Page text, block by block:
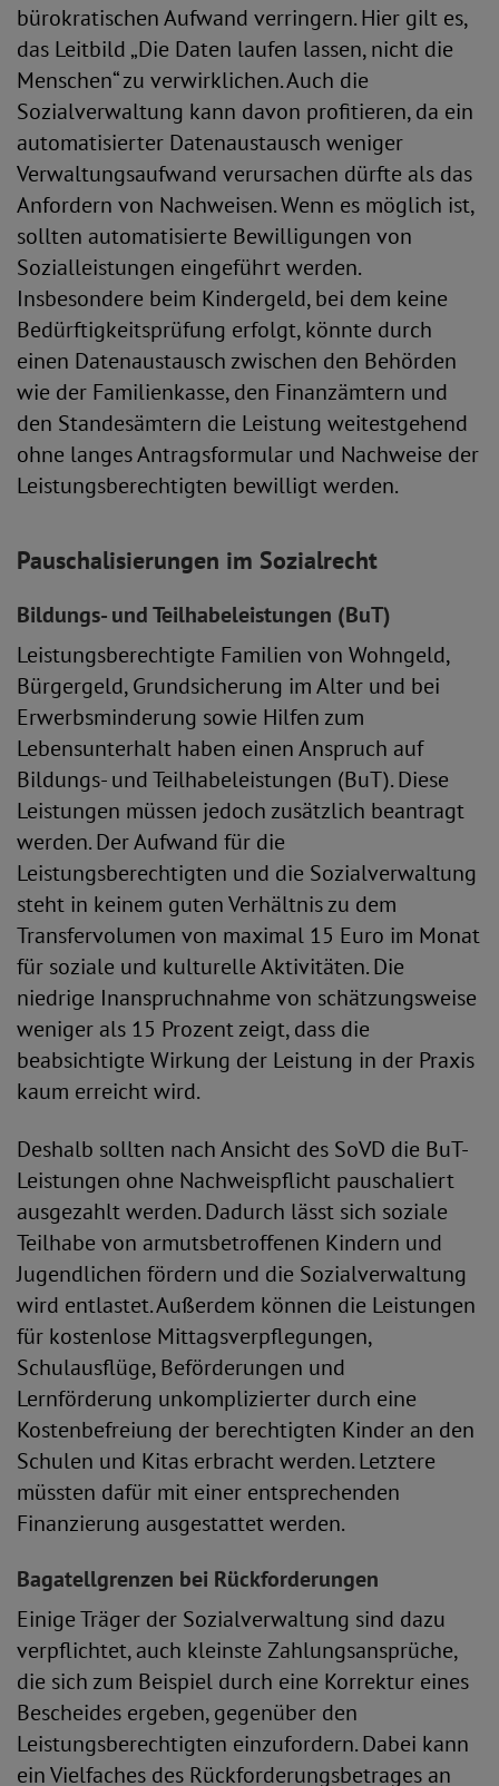
bürokratischen Aufwand verringern. Hier gilt es,
das Leitbild „Die Daten laufen lassen, nicht die
Menschen“ zu verwirklichen. Auch die
Sozialverwaltung kann davon profitieren, da ein
automatisierter Datenaustausch weniger
Verwaltungsaufwand verursachen dürfte als das
Anfordern von Nachweisen. Wenn es möglich ist,
sollten automatisierte Bewilligungen von
Sozialleistungen eingeführt werden.
Insbesondere beim Kindergeld, bei dem keine
Bedürftigkeitsprüfung erfolgt, könnte durch
einen Datenaustausch zwischen den Behörden
wie der Familienkasse, den Finanzämtern und
den Standesämtern die Leistung weitestgehend
ohne langes Antragsformular und Nachweise der
Leistungsberechtigten bewilligt werden.
Pauschalisierungen im Sozialrecht
Bildungs- und Teilhabeleistungen (BuT)
Leistungsberechtigte Familien von Wohngeld,
Bürgergeld, Grundsicherung im Alter und bei
Erwerbsminderung sowie Hilfen zum
Lebensunterhalt haben einen Anspruch auf
Bildungs- und Teilhabeleistungen (BuT). Diese
Leistungen müssen jedoch zusätzlich beantragt
werden. Der Aufwand für die
Leistungsberechtigten und die Sozialverwaltung
steht in keinem guten Verhältnis zu dem
Transfervolumen von maximal 15 Euro im Monat
für soziale und kulturelle Aktivitäten. Die
niedrige Inanspruchnahme von schätzungsweise
weniger als 15 Prozent zeigt, dass die
beabsichtigte Wirkung der Leistung in der Praxis
kaum erreicht wird.
Deshalb sollten nach Ansicht des SoVD die BuT-
Leistungen ohne Nachweispflicht pauschaliert
ausgezahlt werden. Dadurch lässt sich soziale
Teilhabe von armutsbetroffenen Kindern und
Jugendlichen fördern und die Sozialverwaltung
wird entlastet. Außerdem können die Leistungen
für kostenlose Mittagsverpflegungen,
Schulausflüge, Beförderungen und
Lernförderung unkomplizierter durch eine
Kostenbefreiung der berechtigten Kinder an den
Schulen und Kitas erbracht werden. Letztere
müssten dafür mit einer entsprechenden
Finanzierung ausgestattet werden.
Bagatellgrenzen bei Rückforderungen
Einige Träger der Sozialverwaltung sind dazu
verpflichtet, auch kleinste Zahlungsansprüche,
die sich zum Beispiel durch eine Korrektur eines
Bescheides ergeben, gegenüber den
Leistungsberechtigten einzufordern. Dabei kann
ein Vielfaches des Rückforderungsbetrages an